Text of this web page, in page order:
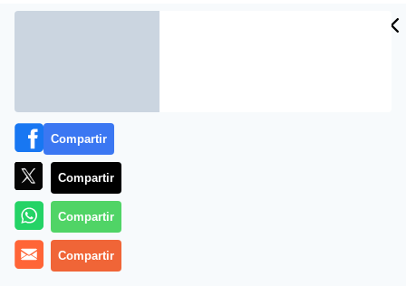
Más información
Compartir
Compartir
Compartir
Compartir